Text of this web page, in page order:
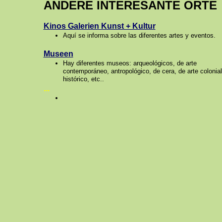
ANDERE INTERESANTE ORTE
Kinos Galerien Kunst + Kultur
Aquí se informa sobre las diferentes artes y eventos.
Museen
Hay diferentes museos: arqueológicos, de arte
contemporáneo, antropológico, de cera, de arte
histórico, etc..
...